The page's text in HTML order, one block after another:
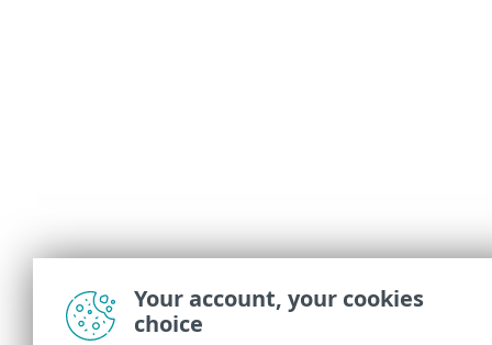
Your account, your cookies
choice